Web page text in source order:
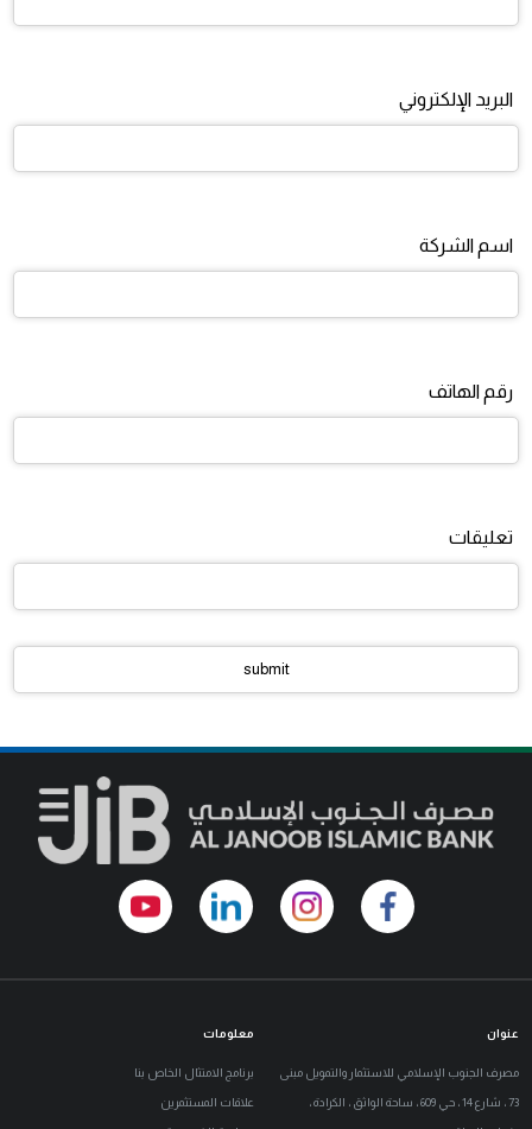
البريد الإلكتروني
اسم الشركة
رقم الهاتف
تعليقات
عنوان
مصرف الجنوب الإسلامي للاستثمار والتمويل مبنى
73 ، شارع 14 ، حي 609 ، ساحة الواثق ، الكرادة ،
معلومات
برنامج الامتثال الخاص بنا
علاقات المستثمرين